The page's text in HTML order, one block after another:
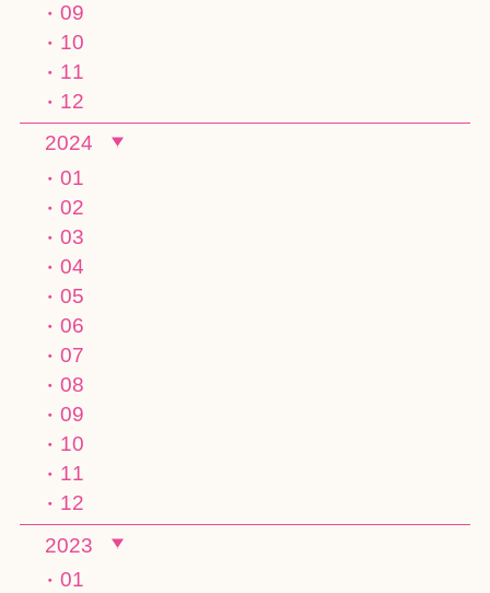
09
10
11
12
2024
01
02
03
04
05
06
07
08
09
10
11
12
2023
01